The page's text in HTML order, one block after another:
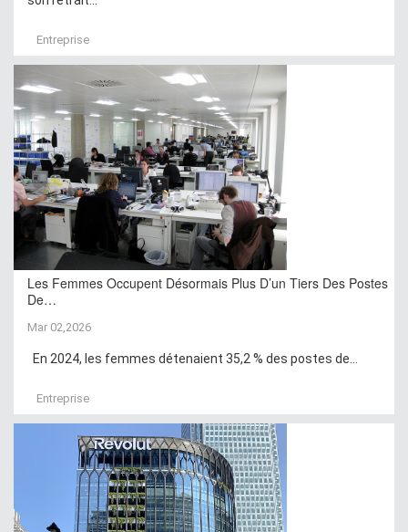
Entreprise
Les Femmes Occupent Désormais Plus D’un Tiers Des Postes
De…
Mar 02,2026
En 2024, les femmes détenaient 35,2 % des postes de...
Entreprise